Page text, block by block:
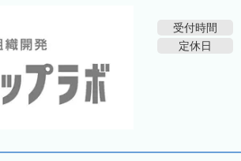
受付時間
定休日